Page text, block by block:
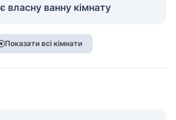
власну ванну кімнату
Показати всі кімнати